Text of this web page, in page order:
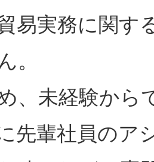
易実務に関す
。
、未経験から
先輩社員のア